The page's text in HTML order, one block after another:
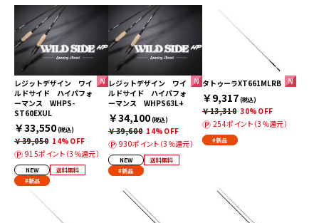
レジットデザイン ワイ
ルドサイド ハイパフォ
ーマンス WHPS-
ST60EXUL
￥33,550(税込)
￥39,050 14%OFF
915ポイント（3％還元）
NEW
送料無料
#新品
レジットデザイン ワイ
ルドサイド ハイパフォ
ーマンス WHPS63L+
￥34,100(税込)
￥39,600 14%OFF
930ポイント（3％還元）
NEW
送料無料
#新品
タトゥーラXT661MLRB
￥9,317(税込)
￥13,310 30%OFF
254ポイント（3％還元）
#新品